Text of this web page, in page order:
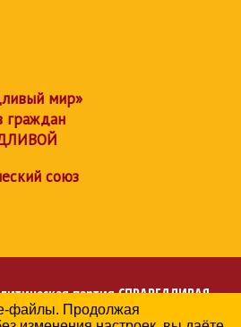
мир»
граждан
союз
партияСПРАВЕДЛИВАЯ
РОССИЯ
файлы. Продолжая